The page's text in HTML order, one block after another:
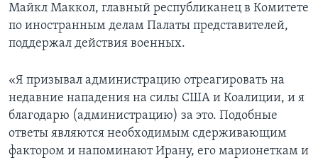
Майкл Маккол, главный республиканец в Комитете
по иностранным делам Палаты представителей,
поддержал действия военных.
«Я призывал администрацию отреагировать на
недавние нападения на силы США и Коалиции, и я
благодарю (администрацию) за это. Подобные
ответы являются необходимым сдерживающим
фактором и напоминают Ирану, его марионеткам и